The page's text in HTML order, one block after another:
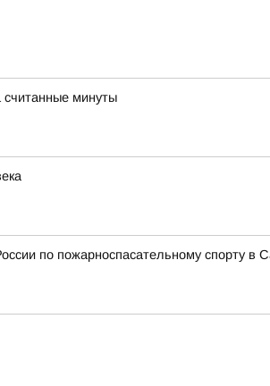
минуты
по пожарноспасательному спорту в